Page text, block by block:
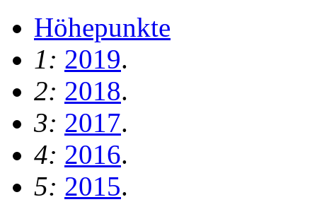
Höhepunkte
1: 2019.
2: 2018.
3: 2017.
4: 2016.
5: 2015.